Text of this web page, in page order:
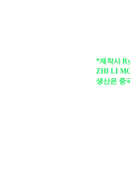
*제작사
ZHI LI
생산은 중